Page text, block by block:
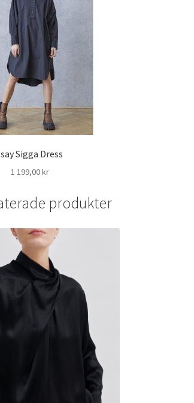
Sigga Dress
1 199,00kr
produkter